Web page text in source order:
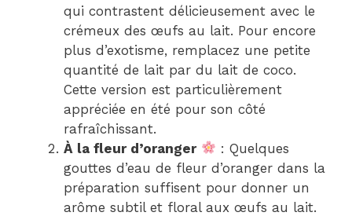
qui contrastent délicieusement avec le
crémeux des œufs au lait. Pour encore
plus d’exotisme, remplacez une petite
quantité de lait par du lait de coco.
Cette version est particulièrement
appréciée en été pour son côté
rafraîchissant.
À la fleur d’oranger
: Quelques
gouttes d’eau de fleur d’oranger dans la
préparation suffisent pour donner un
arôme subtil et floral aux œufs au lait.